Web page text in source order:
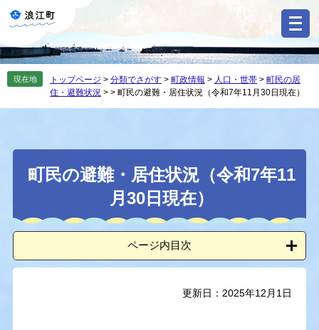
の
先
す
ー
を
し
現在地 トップページ > 分類でさがす > 町政情報 > 人口・世帯 > 町民の居
住・避難状況 > > 町民の避難・居住状況（令和7年11月30日現在）
本
町民の避難・居住状況（令和7年11
月30日現在）
ページ内目次
更新日：2025年12月1日